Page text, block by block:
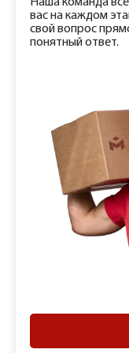
вас на каждом
свой вопрос
понятный ответ.